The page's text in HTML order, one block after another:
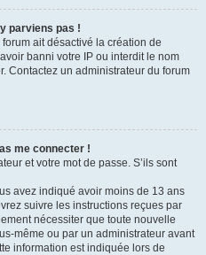
parviens pas !
forum ait désactivé la création de
banni votre IP ou interdit le nom
Contactez un administrateur du forum
me connecter !
et votre mot de passe. S’ils sont
avez indiqué avoir moins de 13 ans
suivre les instructions reçues par
nécessiter que toute nouvelle
même ou par un administrateur avant
information est indiquée lors de